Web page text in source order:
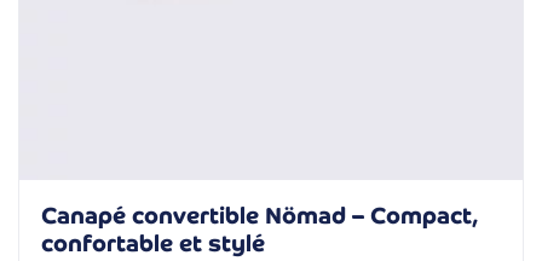
Canapé convertible Nömad – Compact,
confortable et stylé